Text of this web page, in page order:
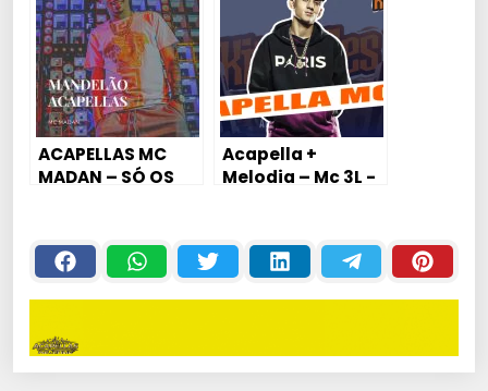
ACAPELLAS MC
MADAN – SÓ OS
Acapella +
Melodia – Mc 3L -